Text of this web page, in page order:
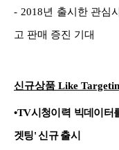
- 2018년 출시한 관심
고 판매 증진 기대
신규상품 Like
•TV시청이력 빅데이터
겟팅' 신규 출시